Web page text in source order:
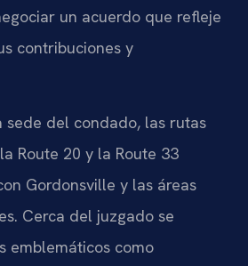
un acuerdo que refleje
contribuciones y
sede del condado, las rutas
Route 20 y la Route 33
Gordonsville y las áreas
Cerca del juzgado se
emblemáticos como